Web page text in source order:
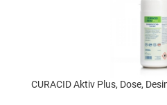
CURACID Aktiv Plus, Dose,